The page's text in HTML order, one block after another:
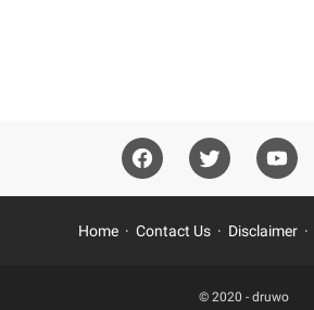
Home Contact Us Disclaimer
© 2020 - druwo